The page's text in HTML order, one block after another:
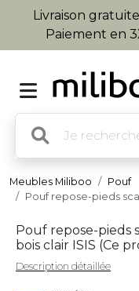
Livraison
Paiement en
Meubles Miliboo
Pouf
Pouf repose-pieds
Pouf repose-pieds
bois clair ISIS (Ce
Description détaillée